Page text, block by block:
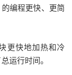
编程更快、更简
更快地加热和冷
运行时间。